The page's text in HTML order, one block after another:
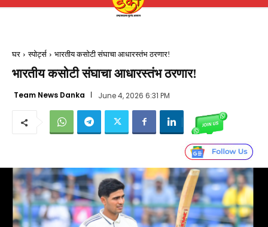
घर स्पोर्ट्स भारतीय कसोटी संघाचा आधारस्तंभ ठरणार!
भारतीय कसोटी संघाचा आधारस्तंभ ठरणार!
Team News Danka June 4, 2026 6:31 PM